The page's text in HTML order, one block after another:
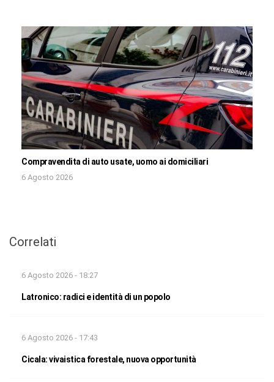
Compravendita di auto usate, uomo ai domiciliari
6 Agosto 2026
Correlati
6 Agosto 2026 - 18:27
Latronico: radici e identità di un popolo
6 Agosto 2026 - 17:43
Cicala: vivaistica forestale, nuova opportunità